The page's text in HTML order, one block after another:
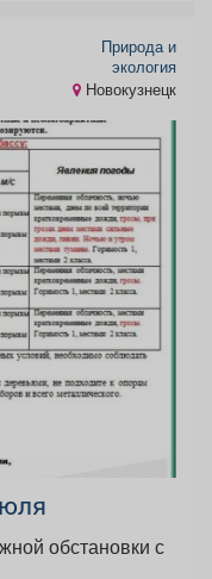
Природа и
экология
Новокузнецк
обстановки с